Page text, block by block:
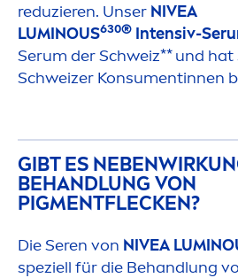
reduzieren. Unser NIVEA
LUMINOUS630® Intensiv-
Serum der Schweiz** und hat
Schweizer Konsumentinnen
GIBT ES
BEHANDLUNG VON
PIGMENTFLECKEN?
Die Seren von NIVEA
speziell für die Behandlung